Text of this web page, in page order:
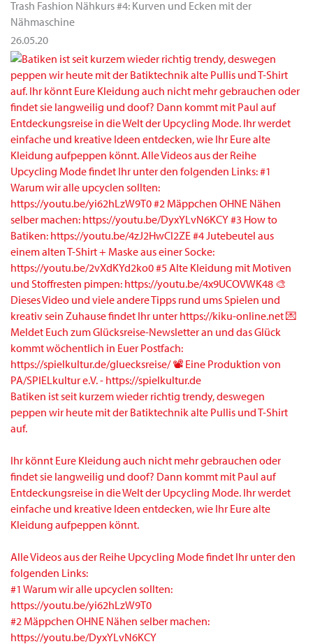
Trash Fashion Nähkurs #4: Kurven und Ecken mit der
Nähmaschine
26.05.20
Batiken ist seit kurzem wieder richtig trendy, deswegen
peppen wir heute mit der Batiktechnik alte Pullis und T-Shirt
auf.
Ihr könnt Eure Kleidung auch nicht mehr gebrauchen oder
findet sie langweilig und doof? Dann kommt mit Paul auf
Entdeckungsreise in die Welt der Upcycling Mode. Ihr werdet
einfache und kreative Ideen entdecken, wie Ihr Eure alte
Kleidung aufpeppen könnt.
Alle Videos aus der Reihe Upcycling Mode findet Ihr unter den
folgenden Links:
#1 Warum wir alle upcyclen sollten:
https://youtu.be/yi62hLzW9T0
#2 Mäppchen OHNE Nähen selber machen:
https://youtu.be/DyxYLvN6KCY